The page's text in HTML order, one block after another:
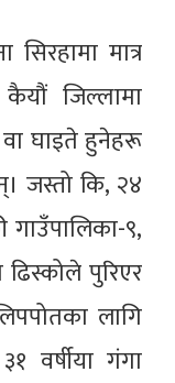
मात्र
जिल्लामा
घाइते हुनेहरू
जस्तो कि, २४
९,
ढिस्कोले पुरिएर
लागि
वर्षीया गंगा